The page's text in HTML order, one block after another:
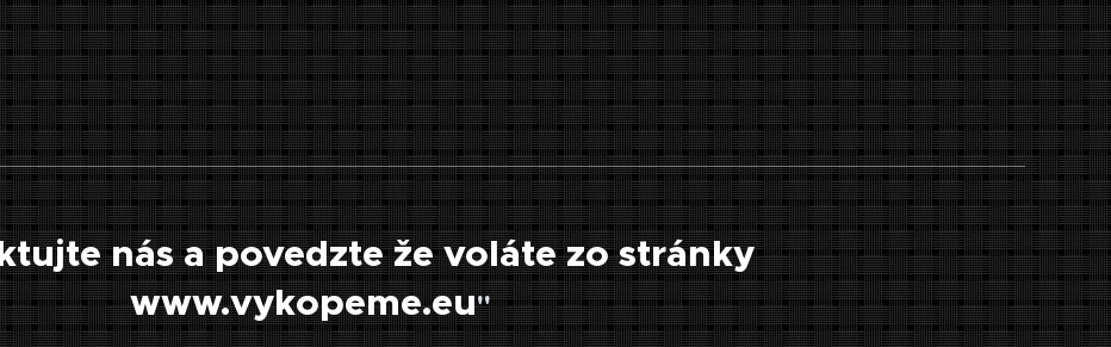
nás a povedzte že voláte zo stránky
www.vykopeme.eu"